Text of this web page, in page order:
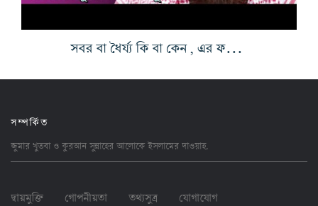
সবর বা ধৈর্য্য কি বা কেন , এর ফযিলত
সম্পর্কিত
জুমার খুতবা ও কুরআন সুন্নাহের আলোকে ইসলামের দাওয়াহ.
দ্বায়মুক্তি গোপনীয়তা তথ্যসুত্র যোগাযোগ